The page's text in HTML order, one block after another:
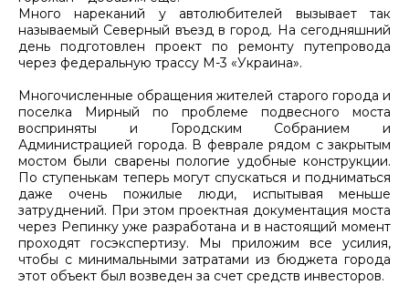
Много нареканий у автолюбителей вызывает так
называемый Северный въезд в город. На сегодняшний
день подготовлен проект по ремонту путепровода
через федеральную трассу М-3 «Украина».
Многочисленные обращения жителей старого города и
поселка Мирный по проблеме подвесного моста
восприняты и Городским Собранием и
Администрацией города. В феврале рядом с закрытым
мостом были сварены пологие удобные конструкции.
По ступенькам теперь могут спускаться и подниматься
даже очень пожилые люди, испытывая меньше
затруднений. При этом проектная документация моста
через Репинку уже разработана и в настоящий момент
проходят госэкспертизу. Мы приложим все усилия,
чтобы с минимальными затратами из бюджета города
этот объект был возведен за счет средств инвесторов.